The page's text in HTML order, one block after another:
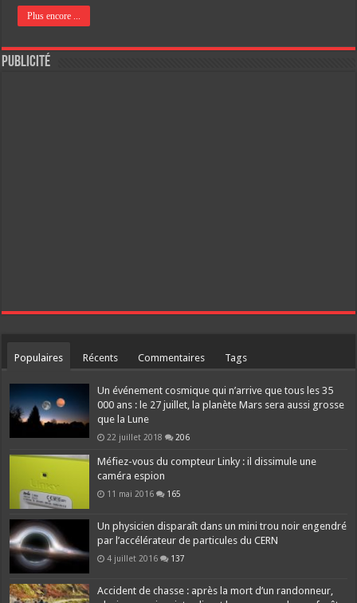
Plus encore ...
Publicité
Populaires Récents Commentaires Tags
Un événement cosmique qui n’arrive que tous les 35
000 ans : le 27 juillet, la planète Mars sera aussi grosse
que la Lune
22 juillet 2018 206
Méfiez-vous du compteur Linky : il dissimule une
caméra espion
11 mai 2016 165
Un physicien disparaît dans un mini trou noir engendré
par l’accélérateur de particules du CERN
4 juillet 2016 137
Accident de chasse : après la mort d’un randonneur,